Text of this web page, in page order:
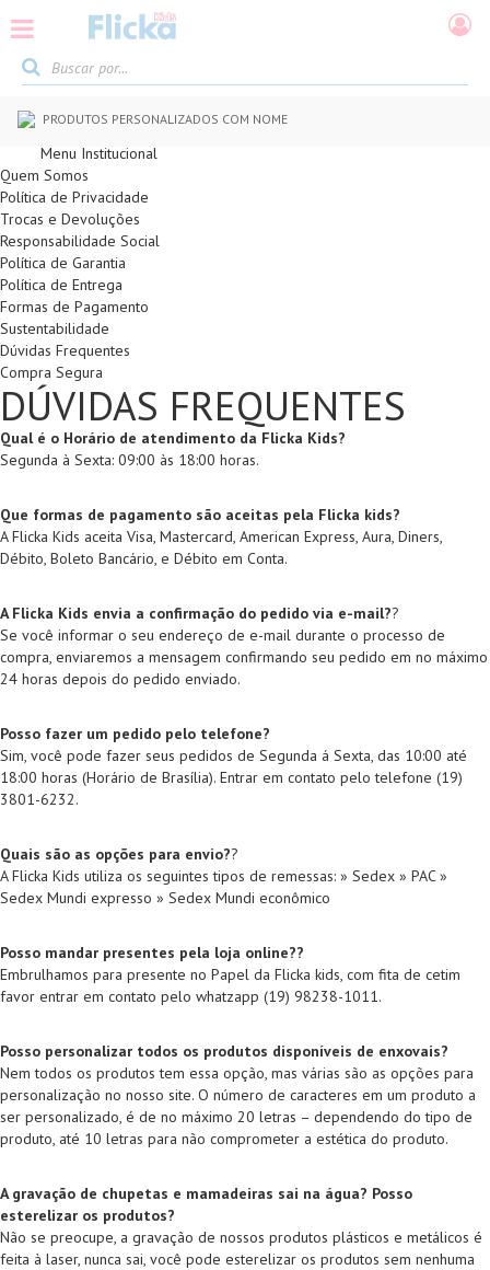
PRODUTOS PERSONALIZADOS COM NOME
Menu Institucional
Quem Somos
Política de Privacidade
Trocas e Devoluções
Responsabilidade Social
Política de Garantia
Política de Entrega
Formas de Pagamento
Sustentabilidade
Dúvidas Frequentes
Compra Segura
DÚVIDAS FREQUENTES
Qual é o Horário de atendimento da Flicka Kids?
Segunda à Sexta: 09:00 às 18:00 horas.
Que formas de pagamento são aceitas pela Flicka kids?
A Flicka Kids aceita Visa, Mastercard, American Express, Aura, Diners,
Débito, Boleto Bancário, e Débito em Conta.
A Flicka Kids envia a confirmação do pedido via e-mail??
Se você informar o seu endereço de e-mail durante o processo de
compra, enviaremos a mensagem confirmando seu pedido em no máximo
24 horas depois do pedido enviado.
Posso fazer um pedido pelo telefone?
Sim, você pode fazer seus pedidos de Segunda á Sexta, das 10:00 até
18:00 horas (Horário de Brasília). Entrar em contato pelo telefone (19)
3801-6232.
Quais são as opções para envio??
A Flicka Kids utiliza os seguintes tipos de remessas: » Sedex » PAC »
Sedex Mundi expresso » Sedex Mundi econômico
Posso mandar presentes pela loja online??
Embrulhamos para presente no Papel da Flicka kids, com fita de cetim
favor entrar em contato pelo whatzapp (19) 98238-1011.
Posso personalizar todos os produtos disponíveis de enxovais?
Nem todos os produtos tem essa opção, mas várias são as opções para
personalização no nosso site. O número de caracteres em um produto a
ser personalizado, é de no máximo 20 letras – dependendo do tipo de
produto, até 10 letras para não comprometer a estética do produto.
A gravação de chupetas e mamadeiras sai na água? Posso
esterelizar os produtos?
Não se preocupe, a gravação de nossos produtos plásticos e metálicos é
feita à laser, nunca sai, você pode esterelizar os produtos sem nenhuma